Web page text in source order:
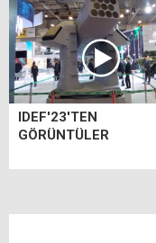
IDEF'23'TEN
GÖRÜNTÜLER